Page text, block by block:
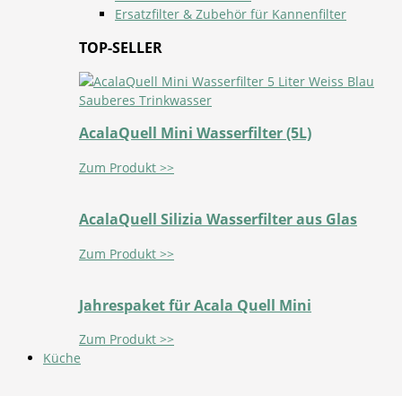
Ersatzfilter & Zubehör für Kannenfilter
TOP-SELLER
AcalaQuell Mini Wasserfilter (5L)
Zum Produkt >>
AcalaQuell Silizia Wasserfilter aus Glas
Zum Produkt >>
Jahrespaket für Acala Quell Mini
Zum Produkt >>
Küche